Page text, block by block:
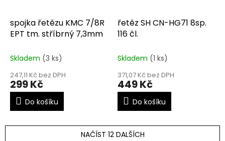
spojka řetězu KMC 7/8R
EPT tm. stříbrný 7,3mm
Skladem (3 ks)
247,11 Kč bez DPH
299 Kč
Do košíku
řetěz SH CN-HG71 8sp.
116 čl.
Skladem (1 ks)
371,07 Kč bez DPH
449 Kč
Do košíku
NAČÍST 12 DALŠÍCH